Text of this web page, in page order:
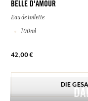
BELLE D'AMOUR
Eau de toilette
100ml
42,00 €
DIE